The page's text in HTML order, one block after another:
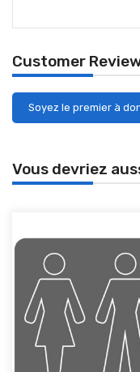
Customer
Soyez le premier à
Vous devriez